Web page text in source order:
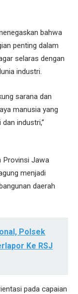
bahwa
penting dalam
selaras dengan
industri.
sarana dan
manusia yang
industri,”
Provinsi Jawa
menjadi
daerah
Polsek
Ke RSJ
pada capaian